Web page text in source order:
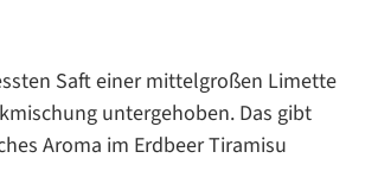
Saft einer mittelgroßen Limette
untergehoben. Das gibt
Aroma im Erdbeer Tiramisu